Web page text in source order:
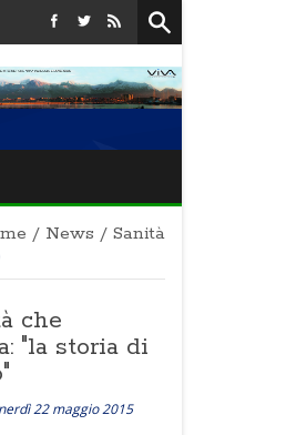
/ News / Sanità
che
"la storia di
22 maggio 2015